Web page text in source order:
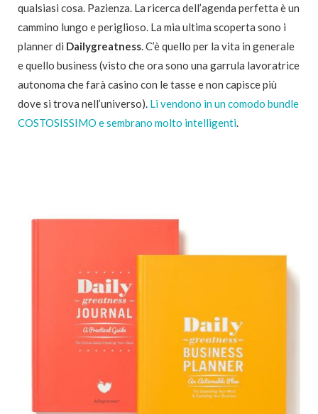
qualsiasi cosa. Pazienza. La ricerca dell’agenda perfetta è un
cammino lungo e periglioso. La mia ultima scoperta sono i
planner di Dailygreatness. C’è quello per la vita in generale
e quello business (visto che ora sono una garrula lavoratrice
autonoma che farà casino con le tasse e non capisce più
dove si trova nell’universo). Li vendono in un comodo bundle
COSTOSISSIMO e sembrano molto intelligenti.